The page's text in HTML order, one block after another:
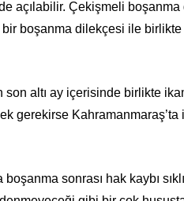
Çekişmeli boşanma
boşanma dilekçesi ile birlikte
altı ay içerisinde birlikte
gerekirse Kahramanmaraş’ta